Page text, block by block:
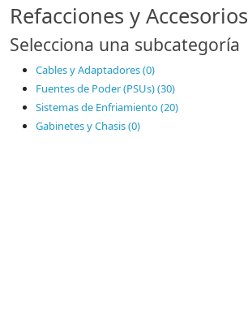
Refacciones y Accesorios
Selecciona una subcategoría
Cables y Adaptadores (0)
Fuentes de Poder (PSUs) (30)
Sistemas de Enfriamiento (20)
Gabinetes y Chasis (0)